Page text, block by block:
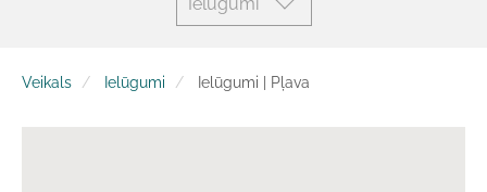
Veikals Ielūgumi Ielūgumi | Pļava